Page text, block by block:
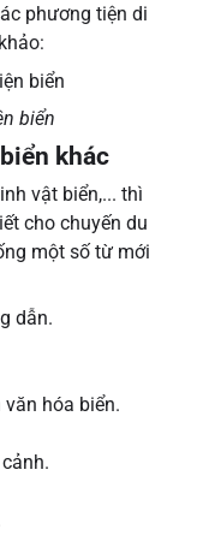
phương tiện di
biển
khác
vật biển,... thì
cho chuyến du
một số từ mới
dẫn.
văn hóa biển.